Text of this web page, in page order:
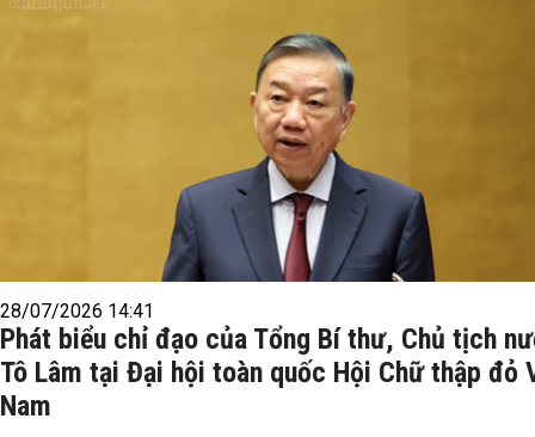
28/07/2026 14:41
Phát biểu chỉ đạo của Tổng Bí thư, Chủ tịch
Tô Lâm tại Đại hội toàn quốc Hội Chữ thập đỏ
Nam